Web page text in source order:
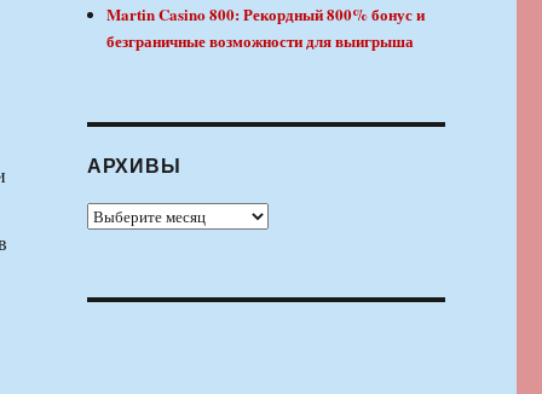
Martin Casino 800: Рекордный 800% бонус и
безграничные возможности для выигрыша
АРХИВЫ
Архивы